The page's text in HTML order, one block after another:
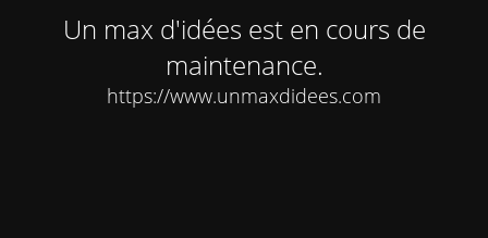
Un max d'idées est en cours de
maintenance.
https://www.unmaxdidees.com